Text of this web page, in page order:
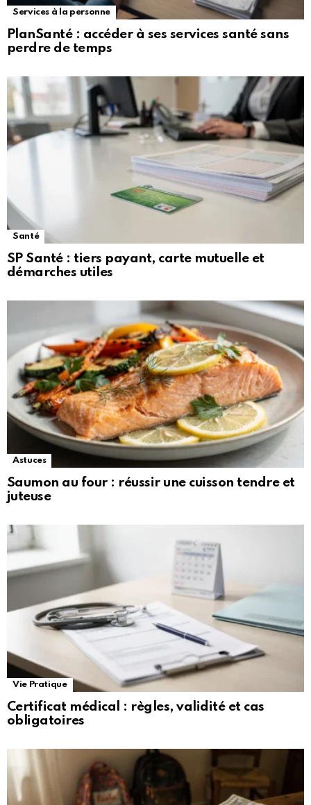
Services à la personne
PlanSanté : accéder à ses services santé sans
perdre de temps
Santé
SP Santé : tiers payant, carte mutuelle et
démarches utiles
Astuces
Saumon au four : réussir une cuisson tendre et
juteuse
Vie Pratique
Certificat médical : règles, validité et cas
obligatoires